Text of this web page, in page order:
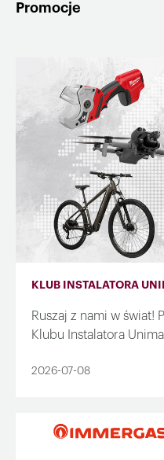
Promocje
KLUB INSTALATORA
Ruszaj z nami w świat!
Klubu Instalatora
2026-07-08